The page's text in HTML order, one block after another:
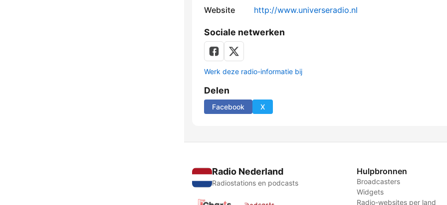
Website http://www.universeradio.nl
Sociale netwerken
Werk deze radio-informatie bij
Delen
Facebook X
Radio Nederland
Radiostations en podcasts
Hulpbronnen
Broadcasters
Widgets
Radio-websites per land